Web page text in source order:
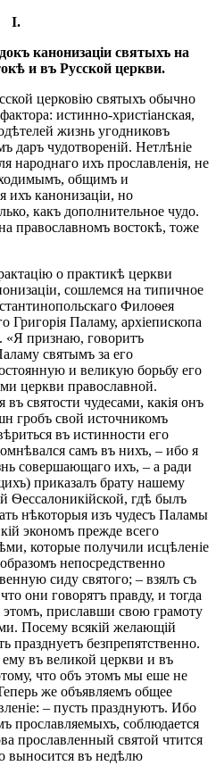
I.
канонизаціи святыхъ на
и въ Русской церкви.
церковію святыхъ обычно
истинно-христіанская,
жизнь угодниковъ
даръ чудотвореній. Нетлѣніе
народнаго ихъ прославленія, не
общимъ и
ихъ канонизаціи, но
какъ дополнительное чудо.
православномъ востокѣ, тоже
о практикѣ церкви
сошлемся на типичное
Филоѳея
Григорія Паламу, архіепископа
«Я признаю, говоритъ
святымъ за его
и великую борьбу его
церкви православной.
святости чудесами, какія онъ
гробъ свой источникомъ
въ истинности его
самъ въ нихъ, – ибо я
совершающаго ихъ, – а ради
приказалъ брату нашему
Ѳессалоникійской, гдѣ былъ
нѣкоторыя изъ чудесъ Паламы
экономъ прежде всего
которые получили исцѣленіе
непосредственно
сиду святого; – взялъ съ
они говорятъ правду, и тогда
приславши свою грамоту
Посему всякій желающій
празднуетъ безпрепятственно.
въ великой церкви и въ
что объ этомъ мы еше не
же объявляемъ общее
– пусть празднуютъ. Ибо
прославляемыхъ, соблюдается
прославленный святой чтится
выносится въ недѣлю